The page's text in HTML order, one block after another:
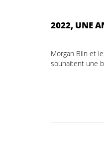
2022, UNE
Morgan Blin et
souhaitent une